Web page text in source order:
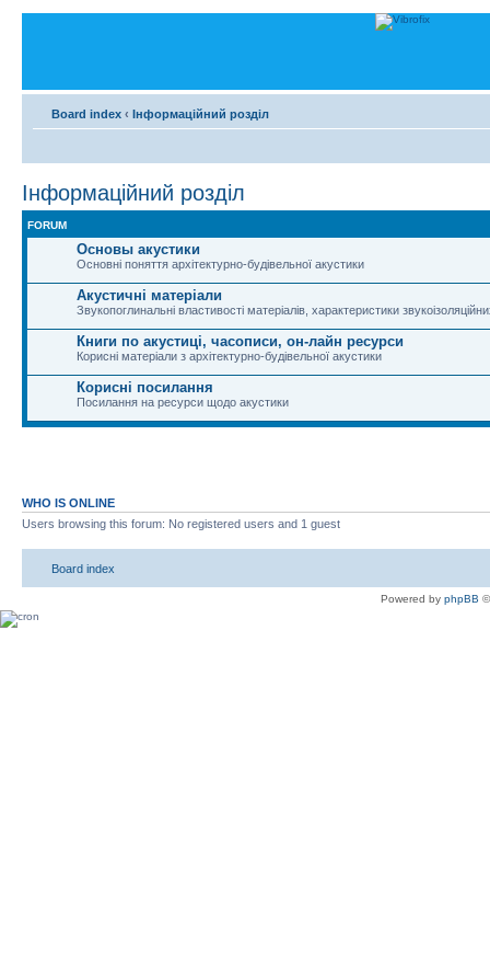
Board index ‹ Інформаційний розділ
Інформаційний розділ
FORUM
Основы акустики
Основні поняття архітектурно-будівельної акустики
Акустичні матеріали
Звукопоглинальні властивості матеріалів, характеристики
Книги по акустиці, часописи, он-лайн ресурси
Корисні матеріали з архітектурно-будівельної акустики
Корисні посилання
Посилання на ресурси щодо акустики
WHO IS ONLINE
Users browsing this forum: No registered users and 1 guest
Board index
Powered by phpBB